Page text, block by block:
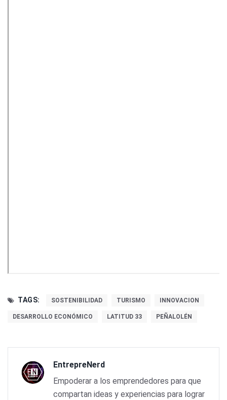
TAGS: SOSTENIBILIDAD TURISMO INNOVACION
DESARROLLO ECONÓMICO LATITUD 33 PEÑALOLÉN
EntrepreNerd
Empoderar a los emprendedores para que
compartan ideas y experiencias para lograr